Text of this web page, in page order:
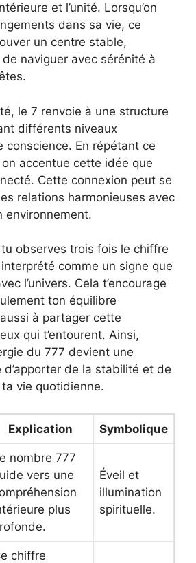
et l’unité. Lorsqu’on
dans sa vie, ce
un centre stable,
naviguer avec sérénité à
le 7 renvoie à une structure
différents niveaux
conscience. En répétant ce
accentue cette idée que
Cette connexion peut se
relations harmonieuses avec
environnement.
observes trois fois le chiffre
comme un signe que
l’univers. Cela t’encourage
ton équilibre
à partager cette
qui t’entourent. Ainsi,
du 777 devient une
de la stabilité et de
vie quotidienne.
Explication Symbolique
nombre 777
vers une
plus
Éveil et
illumination
spirituelle.
chiffre